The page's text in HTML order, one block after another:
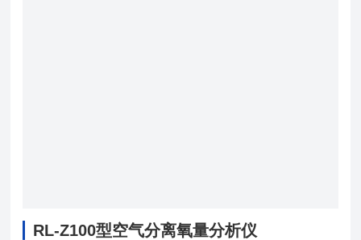
RL-Z100型空气分离氧量分析仪